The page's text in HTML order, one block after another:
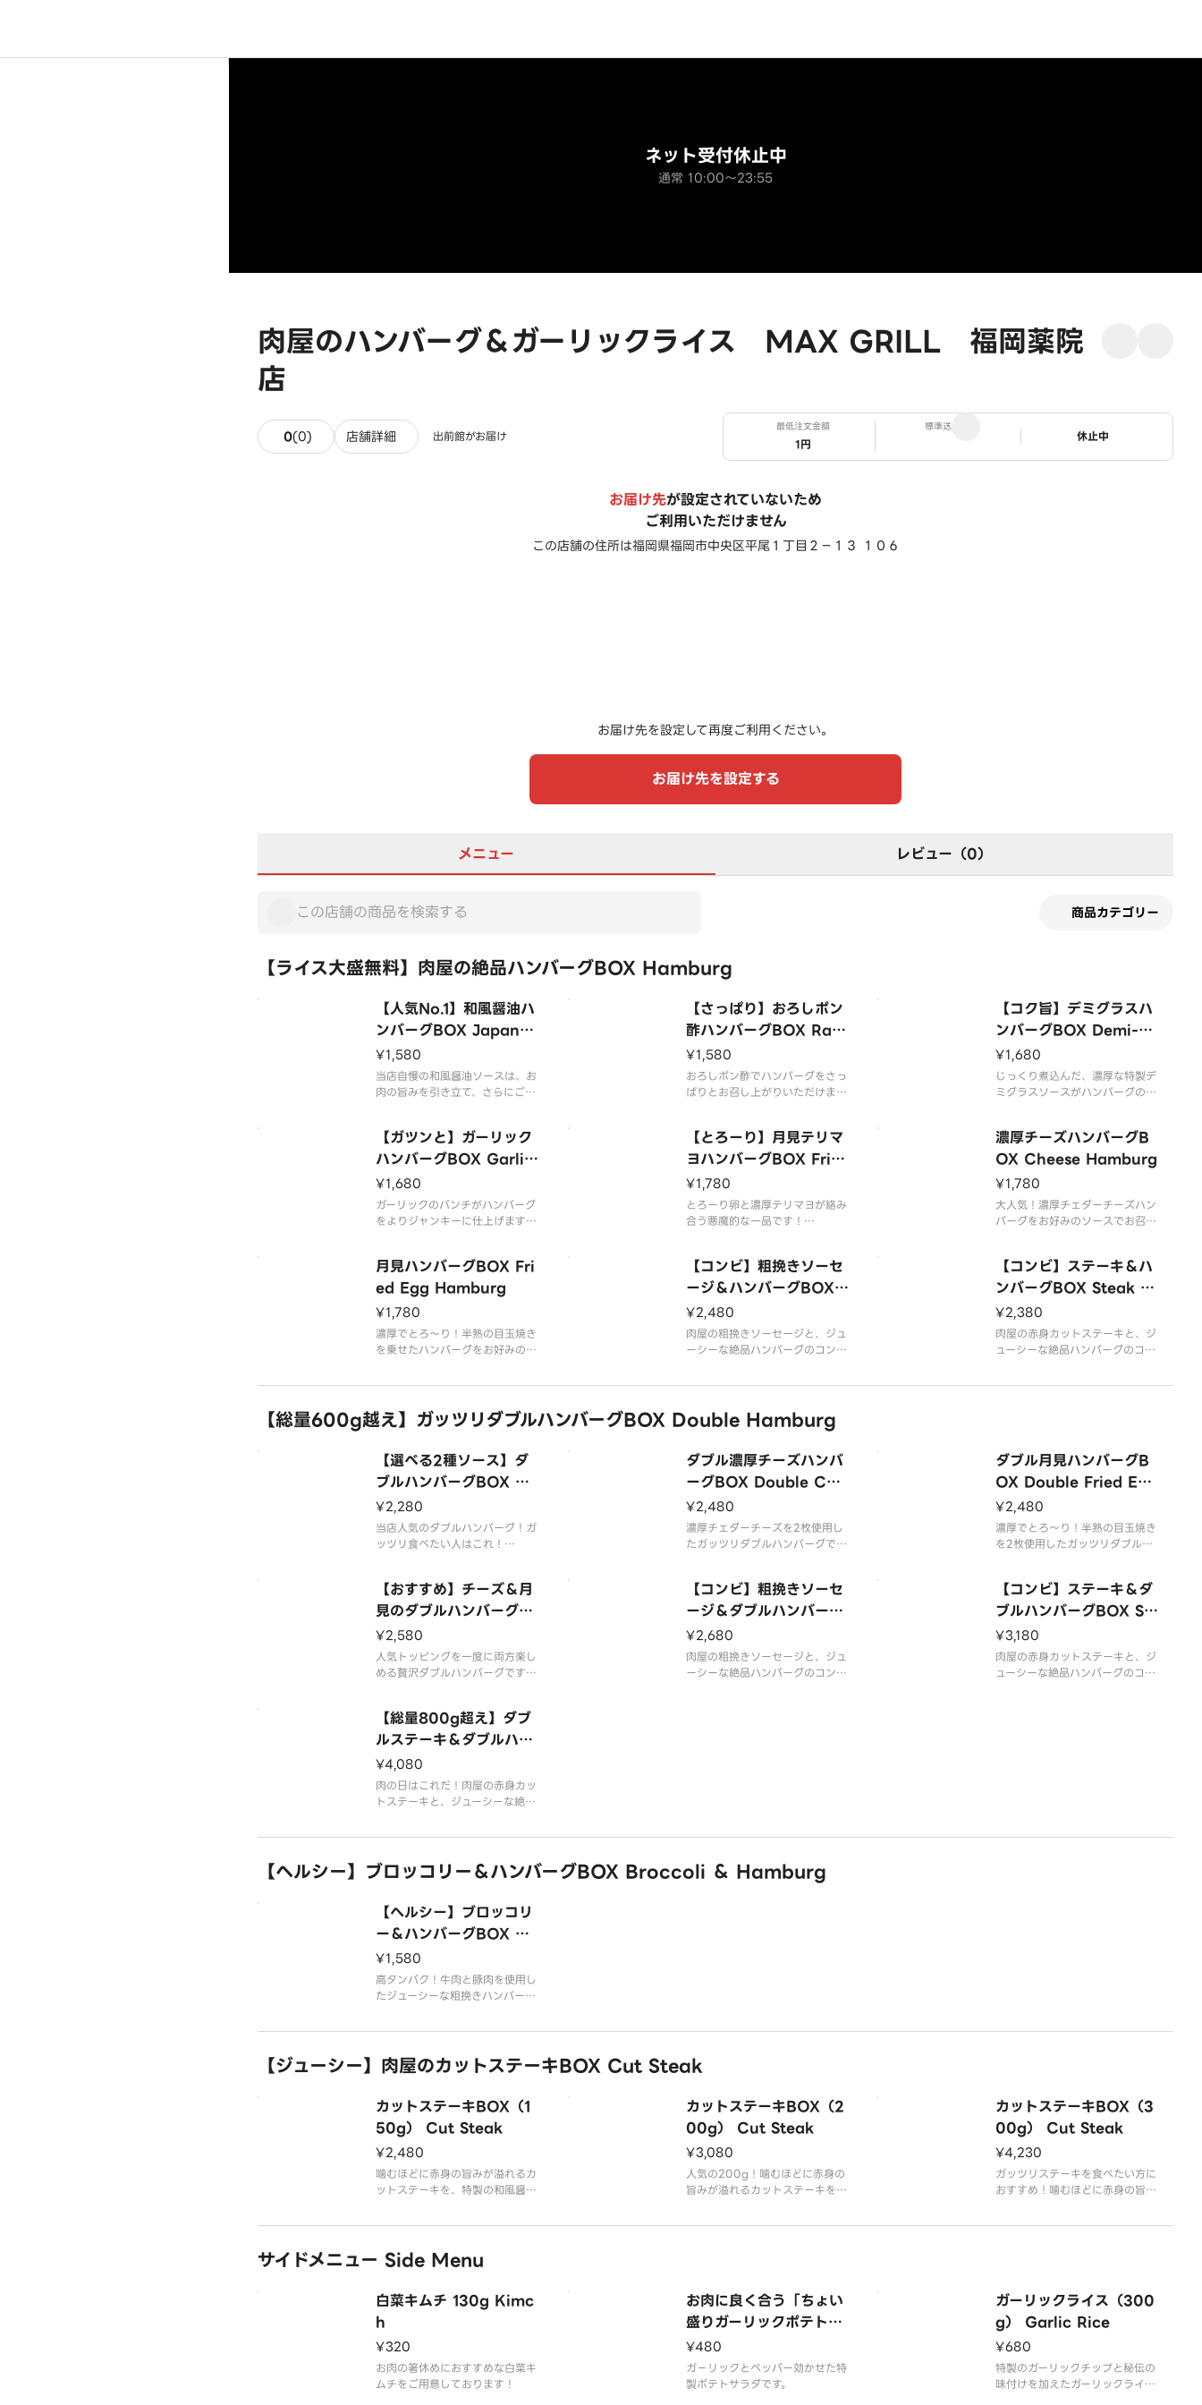
肉屋のハンバーグ＆ガーリックライス MAX GRILL 福岡薬院
店
ネット受付休止中
通常 10:00～23:55
0(0) 0件のレビュー
店舗詳細 出前館がお届け
最低注文金額
1円
標準送料
ステータス
休止中
お届け先が設定されていないため
ご利用いただけません
この店舗の住所は福岡県福岡市中央区平尾１丁目２－１３ １０６
お届け先を設定して再度ご利用ください。
お届け先を設定する
メニュー レビュー（0）
商品カテゴリー
【ライス大盛無料】肉屋の絶品ハンバーグBOX Hamburg
【人気No.1】和風醤油ハ
ンバーグBOX Japanes
e Soy Sauce Hambur
g
¥1,580
当店自慢の和風醤油ソースは、お
肉の旨みを引き立て、さらにご飯
な粗挽きハンバーグBOXを、ど
うぞお腹いっぱいご堪能くださ
ライスは大盛無料でご用意してお
ります。
粗挽きハンバーグ
添え野菜
【さっぱり】おろしポン
酢ハンバーグBOX Radi
sh Ponzu Hamburg
¥1,580
おろしポン酢でハンバーグをさっ
ぱりとお召し上がりいただけま
な粗挽きハンバーグBOXを、ど
うぞお腹いっぱいご堪能くださ
ライスは大盛無料でご用意してお
ります。
粗挽きハンバーグ
添え野菜
おろしポ
【コク旨】デミグラスハ
ンバーグBOX Demi-gl
ace Hamburg
¥1,680
じっくり煮込んだ、濃厚な特製デ
ミグラスソースがハンバーグの旨
な粗挽きハンバーグBOXを、ど
うぞお腹いっぱいお楽しみくださ
ライスは大盛無料でご用意してお
ります。
粗挽きハンバーグ
添え野
【ガツンと】ガーリック
ハンバーグBOX Garlic
Hamburg
¥1,680
ガーリックのパンチがハンバーグ
をよりジャンキーに仕上げます！
うぞお腹いっぱいお楽しみくださ
い。
ライスは大盛無料でご用意してお
ります。
粗挽きハンバーグ
ライス
フライド
【とろーり】月見テリマ
ヨハンバーグBOX Frie
d Egg Teriyaki Mayo
Hamburg
¥1,780
とろーり卵と濃厚テリマヨが絡み
合う悪魔的な一品です！
うぞお腹いっぱいお楽しみくださ
い。
ライスは大盛無料でご用意してお
ります。
粗挽きハンバーグ
ライス
目玉焼き
濃厚チーズハンバーグB
OX Cheese Hamburg
¥1,780
大人気！濃厚チェダーチーズハン
バーグをお好みのソースでお召し
な粗挽きハンバーグBOXを、ど
うぞお腹いっぱいお楽しみくださ
ライスは大盛無料でご用意してお
ります。
【商品内容】
月見ハンバーグBOX Fri
ed Egg Hamburg
¥1,780
濃厚でとろ〜り！半熟の目玉焼き
を乗せたハンバーグをお好みのソ
す！
な粗挽きハンバーグBOXを、ど
うぞお腹いっぱいお楽しみくださ
ライスは大盛無料でご用意してお
【商品内容】
粗挽き目玉焼
【コンビ】粗挽きソーセ
ージ＆ハンバーグBOX S
ausage ＆ Hamburg
¥2,480
肉屋の粗挽きソーセージと、ジュ
ーシーな絶品ハンバーグのコン
りいただけます！
な粗挽きハンバーグBOXを、ど
うぞお腹いっぱいお楽しみくださ
ライスは大盛無料でご用意してお
【コンビ】ステーキ＆ハ
ンバーグBOX Steak ＆
Hamburg
¥2,380
肉屋の赤身カットステーキと、ジ
ューシーな絶品ハンバーグのコン
りいただけます！
ライスは大盛無料でご用意してお
【商品内容】
【総量600g越え】ガッツリダブルハンバーグBOX Double Hamburg
【選べる2種ソース】ダ
ブルハンバーグBOX Do
uble Hamburg
¥2,280
当店人気のダブルハンバーグ！ガ
ッツリ食べたい人はこれ！
どうぞお腹いっぱいご堪能くださ
い。
お好みに合わせて、2種類のソー
スをお選びいただけます。
ライスは大盛無料でご用意してお
【商品内
ダブル濃厚チーズハンバ
ーグBOX Double Che
ese Hamburg
¥2,480
濃厚チェダーチーズを2枚使用し
たガッツリダブルハンバーグで
な粗挽きのハンバーグBOXを、
どうぞお腹いっぱいご堪能くださ
お好みに合わせて、2種類のソー
スをお選びいただけます。
ダブル月見ハンバーグB
OX Double Fried Egg
Hamburg
¥2,480
濃厚でとろ〜り！半熟の目玉焼き
を2枚使用したガッツリダブルハ
な粗挽きのハンバーグBOXを、
どうぞお腹いっぱいご堪能くださ
お好みに合わせて、2種類のソー
スをお選びいただけます。
【おすすめ】チーズ＆月
見のダブルハンバーグB
OX Cheese ＆ Fried
Egg Double Hambur
g
¥2,580
人気トッピングを一度に両方楽し
める贅沢ダブルハンバーグです！
Xを、どうぞお腹いっぱいご堪能
ください。
お好みに合わせて、2種類のソー
スをお選びいただけます。
ライスは大盛無料でご用意してお
【コンビ】粗挽きソーセ
ージ＆ダブルハンバーグ
BOX Sausage ＆ Dou
ble Hamburg
¥2,680
肉屋の粗挽きソーセージと、ジュ
ーシーな絶品ハンバーグのコン
ダブル粗挽きハンバーグ
【コンビ】ステーキ＆ダ
ブルハンバーグBOX St
eak ＆ Double Hamb
urg
¥3,180
肉屋の赤身カットステーキと、ジ
ューシーな絶品ハンバーグのコン
ダブル粗挽きハンバーグ
【総量800g超え】ダブ
ルステーキ＆ダブルハン
バーグBOX Double St
eak ＆ Hamburg
¥4,080
肉の日はこれだ！肉屋の赤身カッ
トステーキと、ジューシーな絶品
わう大満足ハンバーグです。
お好みに合わせて、2種類のソー
スをお選びいただけます。
ります。
ダブル粗挽きハンバーグ
ダブ
【ヘルシー】ブロッコリー＆ハンバーグBOX Broccoli ＆ Hamburg
【ヘルシー】ブロッコリ
ー＆ハンバーグBOX Br
occoli ＆ Hamburg
¥1,580
高タンパク！牛肉と豚肉を使用し
たジューシーな粗挽きハンバーグ
です。
ておりません。※
粗挽きハンバーグ
添え野菜
ブロッコリー
選択ソース
【ジューシー】肉屋のカットステーキBOX Cut Steak
カットステーキBOX（1
50g） Cut Steak
¥2,480
噛むほどに赤身の旨みが溢れるカ
ットステーキを、特製の和風醤油
ります。
ガーリックライスへの変更が可能
※記載のグラム数は、ステーキの
生肉の状態での表記です。
【商品内容】
カットステーキ
添え
カットステーキBOX（2
00g） Cut Steak
¥3,080
人気の200g！噛むほどに赤身の
旨みが溢れるカットステーキを、
ください！
です。
※記載のグラム数は、ステーキの
【商品内容】
カッ
カットステーキBOX（3
00g） Cut Steak
¥4,230
ガッツリステーキを食べたい方に
おすすめ！噛むほどに赤身の旨み
の和風醤油ソースでお楽しみくだ
ガーリックライスへの変更が可能
です。
※記載のグラム数は、ステーキの
生肉の状態での表記です
サイドメニュー Side Menu
白菜キムチ 130g Kimc
h
¥320
お肉の箸休めにおすすめな白菜キ
ムチをご用意しております！
お肉に良く合う「ちょい
盛りガーリックポテトサ
ラダ」 Garlic Potato
Salad
¥480
ガ－リックとペッパー効かせた特
製ポテトサラダです。
ガーリックライス（300
g） Garlic Rice
¥680
特製のガーリックチップと秘伝の
味付けを加えたガーリックライス